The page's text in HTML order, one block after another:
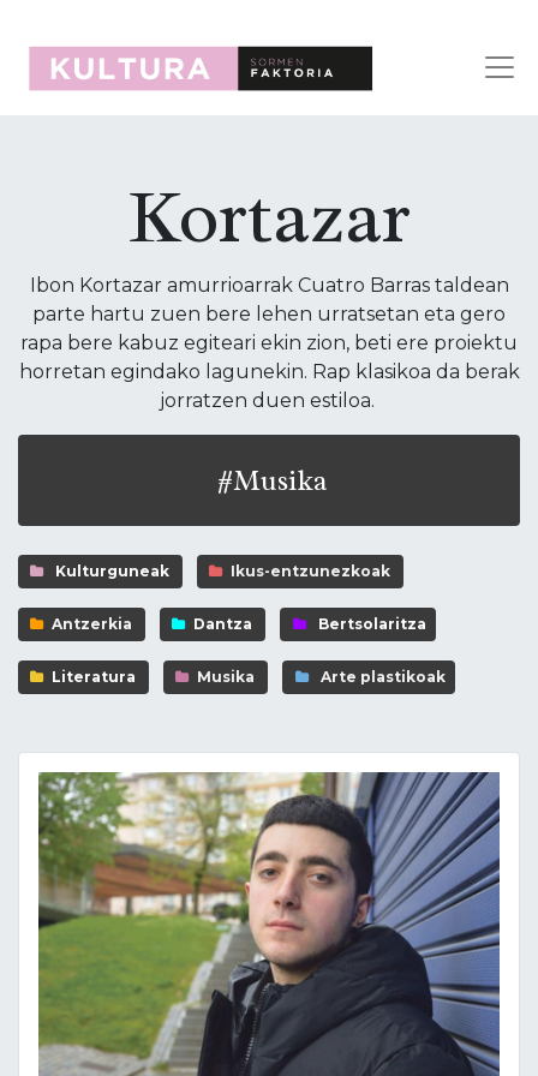
Kortazar
Ibon Kortazar amurrioarrak Cuatro Barras taldean
parte hartu zuen bere lehen urratsetan eta gero
rapa bere kabuz egiteari ekin zion, beti ere proiektu
horretan egindako lagunekin. Rap klasikoa da berak
jorratzen duen estiloa.
#Musika
Kulturguneak Ikus-entzunezkoak
Antzerkia Dantza Bertsolaritza
Literatura Musika Arte plastikoak